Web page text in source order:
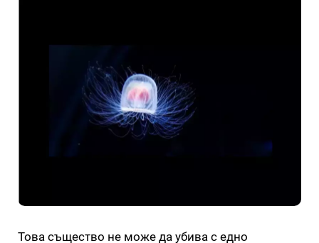
Това същество не може да убива с едно